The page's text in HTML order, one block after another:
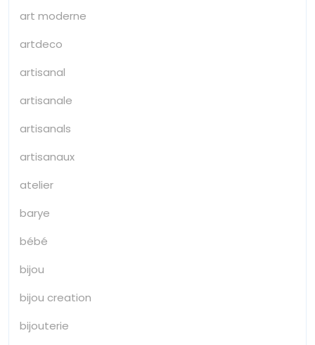
art moderne
artdeco
artisanal
artisanale
artisanals
artisanaux
atelier
barye
bébé
bijou
bijou creation
bijouterie